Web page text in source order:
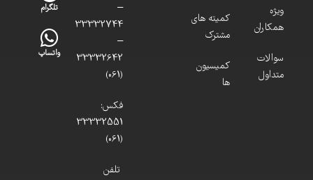
ویژه
همکاران
سوالات
متداول
کمیته های
مشترک
کمیسیون
ها
–
33332744
–
33332642
(061)
فکس:
33332551
(061)
تلفن
تلگرام
واتساپ